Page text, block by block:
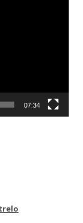
07:34